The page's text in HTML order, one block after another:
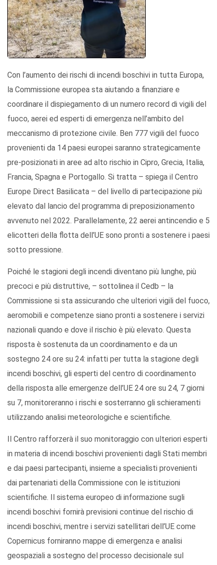
Con l’aumento dei rischi di incendi boschivi in tutta Europa,
la Commissione europea sta aiutando a finanziare e
coordinare il dispiegamento di un numero record di vigili del
fuoco, aerei ed esperti di emergenza nell’ambito del
meccanismo di protezione civile. Ben 777 vigili del fuoco
provenienti da 14 paesi europei saranno strategicamente
pre-posizionati in aree ad alto rischio in Cipro, Grecia, Italia,
Francia, Spagna e Portogallo. Si tratta – spiega il Centro
Europe Direct Basilicata – del livello di partecipazione più
elevato dal lancio del programma di preposizionamento
avvenuto nel 2022. Parallelamente, 22 aerei antincendio e 5
elicotteri della flotta dell’UE sono pronti a sostenere i paesi
sotto pressione.
Poiché le stagioni degli incendi diventano più lunghe, più
precoci e più distruttive, – sottolinea il Cedb – la
Commissione si sta assicurando che ulteriori vigili del fuoco,
aeromobili e competenze siano pronti a sostenere i servizi
nazionali quando e dove il rischio è più elevato. Questa
risposta è sostenuta da un coordinamento e da un
sostegno 24 ore su 24: infatti per tutta la stagione degli
incendi boschivi, gli esperti del centro di coordinamento
della risposta alle emergenze dell’UE 24 ore su 24, 7 giorni
su 7, monitoreranno i rischi e sosterranno gli schieramenti
utilizzando analisi meteorologiche e scientifiche.
Il Centro rafforzerà il suo monitoraggio con ulteriori esperti
in materia di incendi boschivi provenienti dagli Stati membri
e dai paesi partecipanti, insieme a specialisti provenienti
dai partenariati della Commissione con le istituzioni
scientifiche. Il sistema europeo di informazione sugli
incendi boschivi fornirà previsioni continue del rischio di
incendi boschivi, mentre i servizi satellitari dell’UE come
Copernicus forniranno mappe di emergenza e analisi
geospaziali a sostegno del processo decisionale sul